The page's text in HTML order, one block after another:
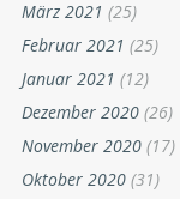
März 2021 (25)
Februar 2021 (25)
Januar 2021 (12)
Dezember 2020 (26)
November 2020 (17)
Oktober 2020 (31)